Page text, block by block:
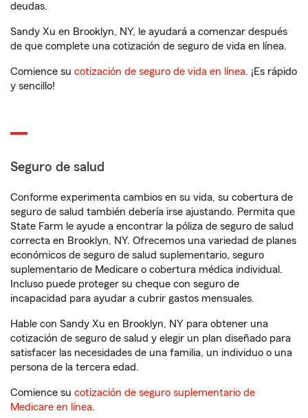
deudas.
Sandy Xu en Brooklyn, NY, le ayudará a comenzar después
de que complete una cotización de seguro de vida en línea.
Comience su cotización de seguro de vida en línea. ¡Es rápido
y sencillo!
Seguro de salud
Conforme experimenta cambios en su vida, su cobertura de
seguro de salud también debería irse ajustando. Permita que
State Farm le ayude a encontrar la póliza de seguro de salud
correcta en Brooklyn, NY. Ofrecemos una variedad de planes
económicos de seguro de salud suplementario, seguro
suplementario de Medicare o cobertura médica individual.
Incluso puede proteger su cheque con seguro de
incapacidad para ayudar a cubrir gastos mensuales.
Hable con Sandy Xu en Brooklyn, NY para obtener una
cotización de seguro de salud y elegir un plan diseñado para
satisfacer las necesidades de una familia, un individuo o una
persona de la tercera edad.
Comience su cotización de seguro suplementario de
Medicare en línea.